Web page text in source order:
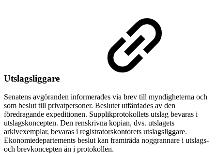
Utslagsliggare
Senatens avgöranden informerades via brev till myndigheterna och
som beslut till privatpersoner. Beslutet utfärdades av den
föredragande expeditionen. Supplikprotokollets utslag bevaras i
utslagskoncepten. Den renskrivna kopian, dvs. utslagets
arkivexemplar, bevaras i registratorskontorets utslagsliggare.
Ekonomiedepartements beslut kan framträda noggrannare i utslags-
och brevkoncepten än i protokollen.